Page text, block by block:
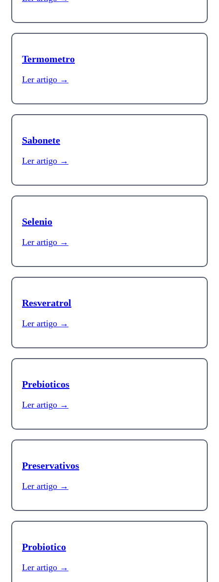
Termometro
Ler artigo →
Sabonete
Ler artigo →
Selenio
Ler artigo →
Resveratrol
Ler artigo →
Prebioticos
Ler artigo →
Preservativos
Ler artigo →
Probiotico
Ler artigo →